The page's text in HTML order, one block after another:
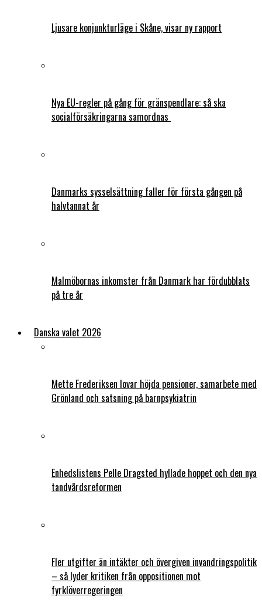
Ljusare konjunkturläge i Skåne, visar ny rapport
Nya EU-regler på gång för gränspendlare: så ska
socialförsäkringarna samordnas
Danmarks sysselsättning faller för första gången på
halvtannat år
Malmöbornas inkomster från Danmark har fördubblats
på tre år
Danska valet 2026
Mette Frederiksen lovar höjda pensioner, samarbete med
Grönland och satsning på barnpsykiatrin
Enhedslistens Pelle Dragsted hyllade hoppet och den nya
tandvårdsreformen
Fler utgifter än intäkter och övergiven invandringspolitik
– så lyder kritiken från oppositionen mot
fyrklöverregeringen